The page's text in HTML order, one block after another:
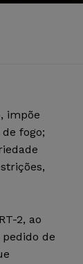
impõe
fogo;
2, ao
de